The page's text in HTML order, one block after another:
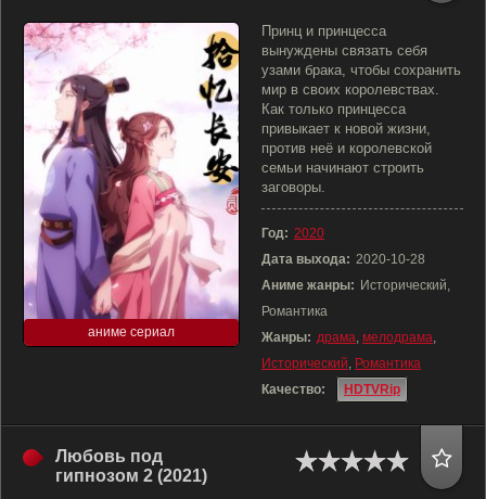
аниме сериал
Принц и принцесса
вынуждены связать себя
узами брака, чтобы сохранить
мир в своих королевствах.
Как только принцесса
привыкает к новой жизни,
против неё и королевской
семьи начинают строить
заговоры.
Год: 2020
Дата выхода: 2020-10-28
Аниме жанры: Исторический,
Романтика
Жанры: драма, мелодрама,
Исторический, Романтика
Качество:
HDTVRip
Любовь под
гипнозом 2 (2021)